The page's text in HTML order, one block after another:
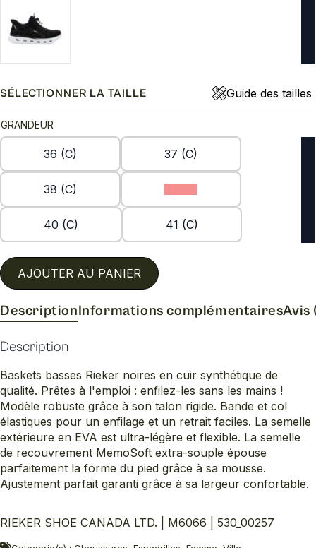
SÉLECTIONNER LA TAILLE Guide des tailles
GRANDEUR
36 (C) 37 (C)
38 (C)
40 (C) 41 (C)
AJOUTER AU PANIER
DescriptionInformations complémentairesAvis
Description
Baskets basses Rieker noires en cuir synthétique de
qualité. Prêtes à l'emploi : enfilez-les sans les mains !
Modèle robuste grâce à son talon rigide. Bande et col
élastiques pour un enfilage et un retrait faciles. La semelle
extérieure en EVA est ultra-légère et flexible. La semelle
de recouvrement MemoSoft extra-souple épouse
parfaitement la forme du pied grâce à sa mousse.
Ajustement parfait garanti grâce à sa largeur confortable.
RIEKER SHOE CANADA LTD. | M6066 | 530_00257